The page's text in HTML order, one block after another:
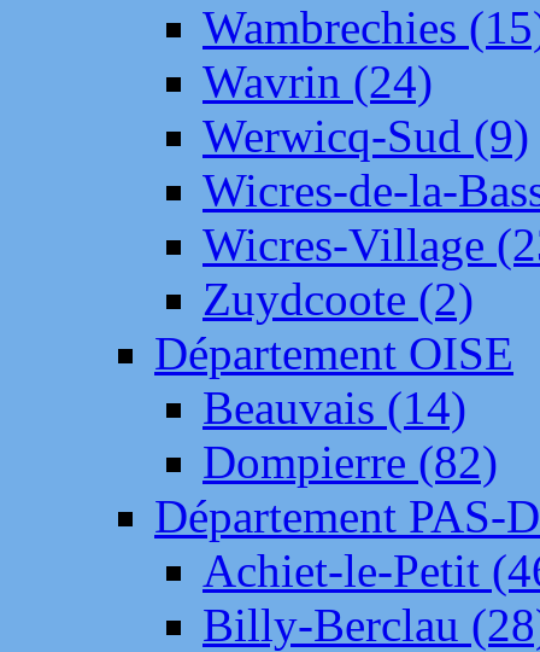
Wambrechies
Wavrin (24)
Werwicq-Sud (9)
Wicres-de-la-
Wicres-Village
Zuydcoote (2)
Département OISE
Beauvais (14)
Dompierre (82)
Département PAS-
Achiet-le-Petit
Billy-Berclau